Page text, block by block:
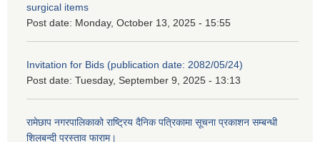
surgical items
Post date: Monday, October 13, 2025 - 15:55
Invitation for Bids (publication date: 2082/05/24)
Post date: Tuesday, September 9, 2025 - 13:13
रामेछाप नगरपालिकाको राष्ट्रिय दैनिक पत्रिकामा सूचना प्रकाशन सम्बन्धी
शिलबन्दी प्रस्ताव फाराम।